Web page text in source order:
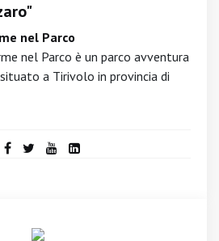
nel Parco
nel Parco è un parco avventura
a Tirivolo in provincia di